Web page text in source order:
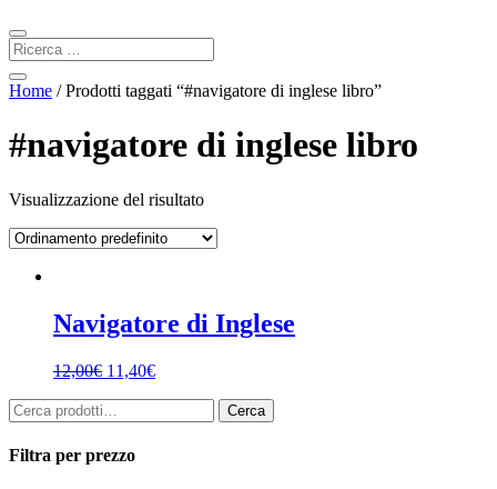
Home / Prodotti taggati “#navigatore di inglese libro”
#navigatore di inglese libro
Visualizzazione del risultato
Navigatore di Inglese
12,00€ 11,40€
Cerca:
Cerca
Filtra per prezzo